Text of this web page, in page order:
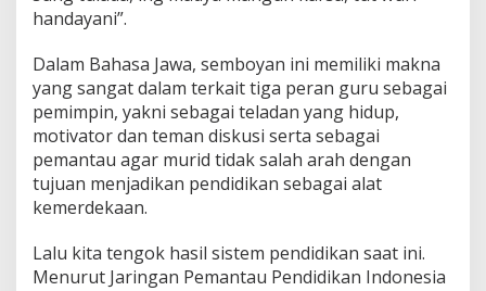
handayani”.
Dalam Bahasa Jawa, semboyan ini memiliki makna
yang sangat dalam terkait tiga peran guru sebagai
pemimpin, yakni sebagai teladan yang hidup,
motivator dan teman diskusi serta sebagai
pemantau agar murid tidak salah arah dengan
tujuan menjadikan pendidikan sebagai alat
kemerdekaan.
Lalu kita tengok hasil sistem pendidikan saat ini.
Menurut Jaringan Pemantau Pendidikan Indonesia